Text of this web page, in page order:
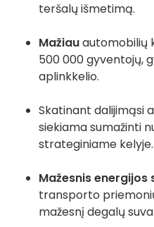
teršalų išmetimą.
Mažiauautomobilių
500 000 gyventojų,
aplinkkelio.
Skatinant dalijimąsi
siekiama sumažinti
strateginiame kelyje.
Mažesnis
transporto
mažesnį degalų